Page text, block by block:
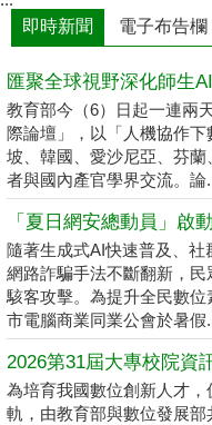
即時新聞
電子布告欄
教育部今（6）日起一連兩
際論壇」，以「人機協作
坡、韓國、愛沙尼亞、芬
者與國內產官學界交流。論
隨著生成式AI快速普及、
網路詐騙手法不斷翻新，
駭客攻擊。為提升全民數
市電腦商業同業公會於暑假
為培育我國數位創新人才
軌，由教育部與數位發展